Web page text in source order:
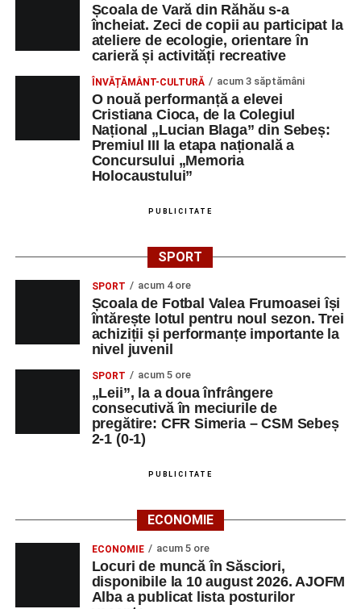
Școala de Vară din Răhău s-a
încheiat. Zeci de copii au participat la
ateliere de ecologie, orientare în
carieră și activități recreative
ÎNVĂȚĂMÂNT-CULTURĂ acum 3 săptămâni
O nouă performanță a elevei
Cristiana Cioca, de la Colegiul
Național „Lucian Blaga” din Sebeș:
Premiul III la etapa națională a
Concursului „Memoria
Holocaustului”
PUBLICITATE
SPORT
SPORT acum 4 ore
Școala de Fotbal Valea Frumoasei își
întărește lotul pentru noul sezon. Trei
achiziții și performanțe importante la
nivel juvenil
SPORT acum 5 ore
„Leii”, la a doua înfrângere
consecutivă în meciurile de
pregătire: CFR Simeria – CSM Sebeș
2-1 (0-1)
PUBLICITATE
ECONOMIE
ECONOMIE acum 5 ore
Locuri de muncă în Săsciori,
disponibile la 10 august 2026. AJOFM
Alba a publicat lista posturilor